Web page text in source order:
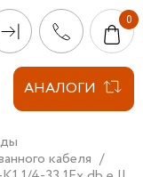
АНАЛОГИ
кабеля